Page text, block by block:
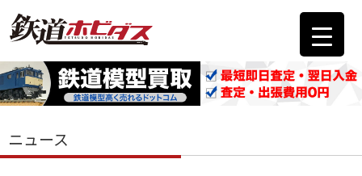
ニュース